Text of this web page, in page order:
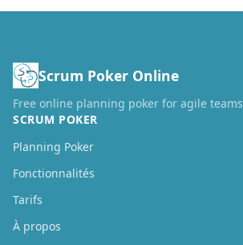
Scrum Poker Online
Free online planning poker for agile teams
SCRUM POKER
Planning Poker
Fonctionnalités
Tarifs
À propos